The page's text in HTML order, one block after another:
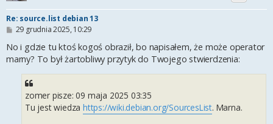
Re: source.list debian 13
P
s
29 grudnia 2025, 10:29
No i gdzie tu ktoś kogoś obraził, bo napisałem, że może operator
marny? To był żartobliwy przytyk do Twojego stwierdzenia:
zomer pisze: 09 maja 2025 03:35
Tu jest wiedza https://wiki.debian.org/SourcesList. Marna.